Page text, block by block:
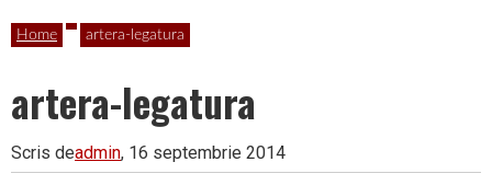
Home artera-legatura
artera-legatura
Scris deadmin, 16 septembrie 2014